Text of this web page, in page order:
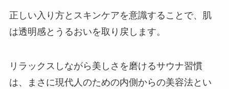
正しい入り方とスキンケアを意識することで、肌
は透明感とうるおいを取り戻します。
リラックスしながら美しさを磨けるサウナ習慣
は、まさに現代人のための内側からの美容法とい